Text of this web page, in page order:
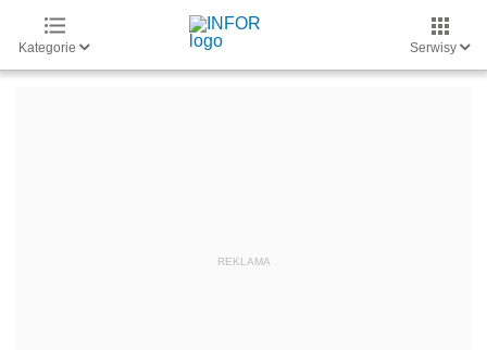
Kategorie Serwisy